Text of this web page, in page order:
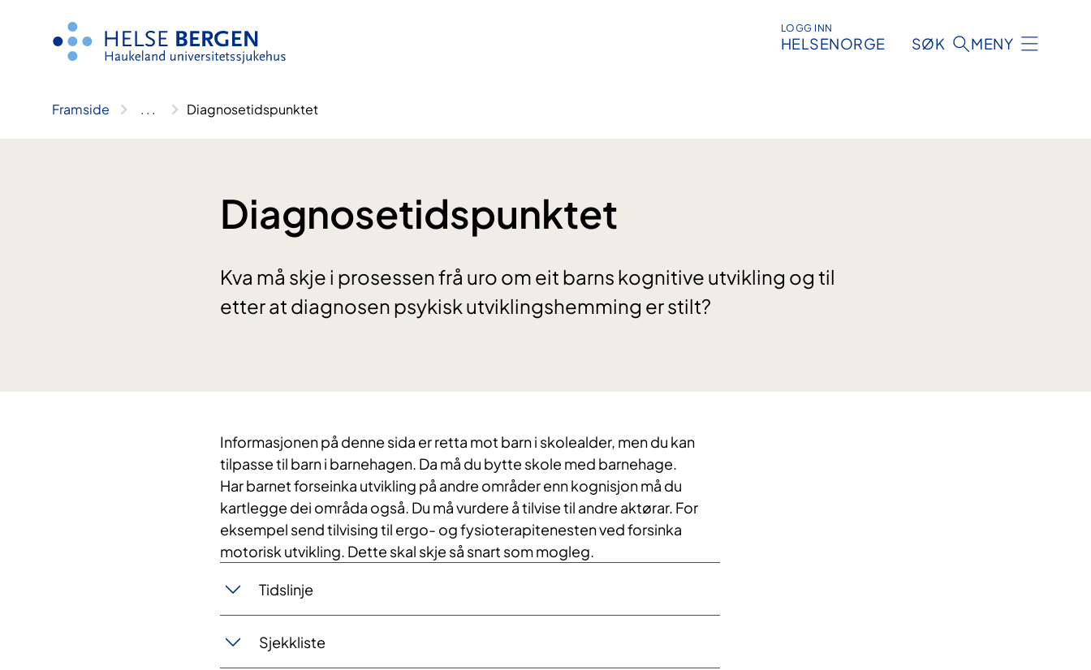
LOGG INN
HELSENORGE SØK MENY
Framside .. . Diagnosetidspunktet
Diagnosetidspunktet
Kva må skje i prosessen frå uro om eit barns kognitive utvikling og til
etter at diagnosen psykisk utviklingshemming er stilt?
Informasjonen på denne sida er retta mot barn i skolealder, men du kan
tilpasse til barn i barnehagen. Da må du bytte skole med barnehage.
Har barnet forseinka utvikling på andre områder enn kognisjon må du
kartlegge dei områda også. Du må vurdere å tilvise til andre aktørar. For
eksempel send tilvising til ergo- og fysioterapitenesten ved forsinka
motorisk utvikling. Dette skal skje så snart som mogleg.
Tidslinje
Sjekkliste